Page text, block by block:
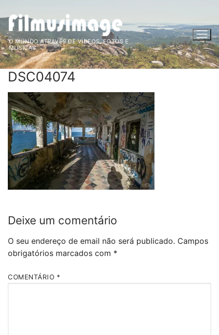
O MUNDO ATRAVÉS DE VIDEOS, FOTOS E
MÚSICAS
DSC04074
Deixe um comentário
O seu endereço de email não será publicado. Campos
obrigatórios marcados com *
COMENTÁRIO *